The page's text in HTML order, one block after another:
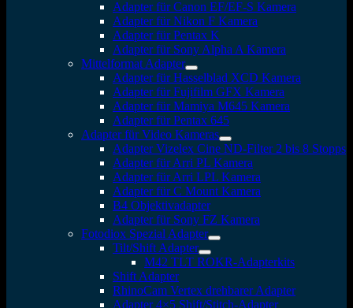
Adapter für Canon EF/EF-S Kamera
Adapter für Nikon F Kamera
Adapter für Pentax K
Adapter für Sony Alpha A Kamera
Mittelformat Adapter
Adapter für Hasselblad XCD Kamera
Adapter für Fujifilm GFX Kamera
Adapter für Mamiya M645 Kamera
Adapter für Pentax 645
Adapter für Video Kameras
Adapter Vizelex Cine ND-Filter 2 bis 8 Stopps
Adapter für Arri PL Kamera
Adapter für Arri LPL Kamera
Adapter für C Mount Kamera
B4 Objektivadapter
Adapter für Sony FZ Kamera
Fotodiox Spezial Adapter
Tilt/Shift Adapter
M42 TLT ROKR-Adapterkits
Shift Adapter
RhinoCam Vertex drehbarer Adapter
Adapter 4×5 Shift/Stitch-Adapter